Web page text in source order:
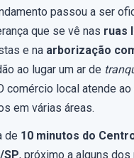
passou a ser
que se vê nas ruas
e na arborização
ao lugar um ar de
comércio local atende ao
em várias áreas.
de 10 minutos do
SP, próximo a alguns